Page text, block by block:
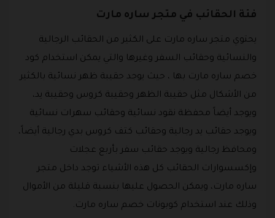
فئة الحقائب في متجر ساره مارت
يحتوي متجر ساره مارت على الكثير من الحقائب الرجالية
والنسائية وحقائب السفر وغيرها والتي يمكن استخدام كود
خصم ساره مارت بها ، حيث يوجد حقيبة ظهر نسائية بالكثير
من الأشكال مثل حقيبة الظهر وحقيبة كروس وحقيبة يد،
ويوجد أيضاً محفظة نقود نسائية وحقائب سهرات نسائية
ويوجد حقائب يد رجالية وحقائب كتف كروس بدي رجالية أيضاً،
ومحافظ رجالية ويوجد حقائب سفر بأربع عجلات
وإكسسوارات الحقائب كل هذه الأشياء توجد داخل متجر
ساره مارت، ويمكن الحصول عليها بنسبة قليلة من الأموال
وذلك عند استخدام كوبونات خصم ساره مارت.